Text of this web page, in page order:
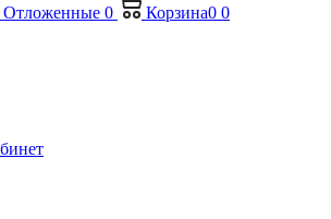
Отложенные 0 Корзина0 0